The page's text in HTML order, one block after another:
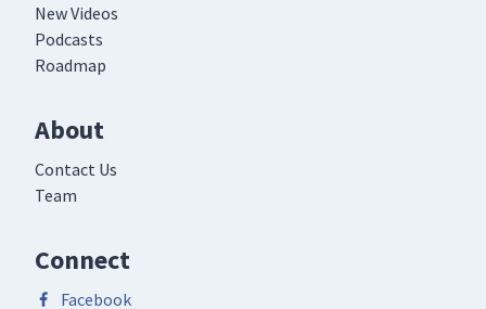
New Videos
Podcasts
Roadmap
About
Contact Us
Team
Connect
Facebook